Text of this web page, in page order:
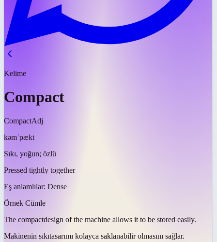
Kelime
Compact
CompactAdj
kəmˈpækt
Sıkı, yoğun; özlü
Pressed tightly together
Eş anlamlılar: Dense
Örnek Cümle
The compactdesign of the machine allows it to be stored easily.
Makinenin sıkıtasarımı kolayca saklanabilir olmasını sağlar.